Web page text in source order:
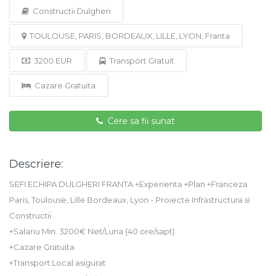
Constructii Dulgheri
TOULOUSE, PARIS, BORDEAUX, LILLE, LYON, Franta
3200 EUR Transport Gratuit
Cazare Gratuita
Cere sa fii sunat
Descriere:
SEFI ECHIPA DULGHERI FRANTA +Experienta +Plan +Franceza
Paris, Toulouse, Lille Bordeaux, Lyon - Proiecte Infrastructura si
Constructii
+Salariu Min. 3200€ Net/Luna (40 ore/sapt)
+Cazare Gratuita
+Transport Local asigurat